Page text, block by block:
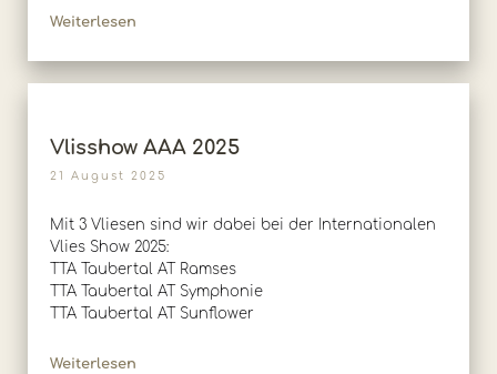
Weiterlesen
Vlisshow AAA 2025
21 August 2025
Mit 3 Vliesen sind wir dabei bei der Internationalen
Vlies Show 2025:
TTA Taubertal AT Ramses
TTA Taubertal AT Symphonie
TTA Taubertal AT Sunflower
Weiterlesen